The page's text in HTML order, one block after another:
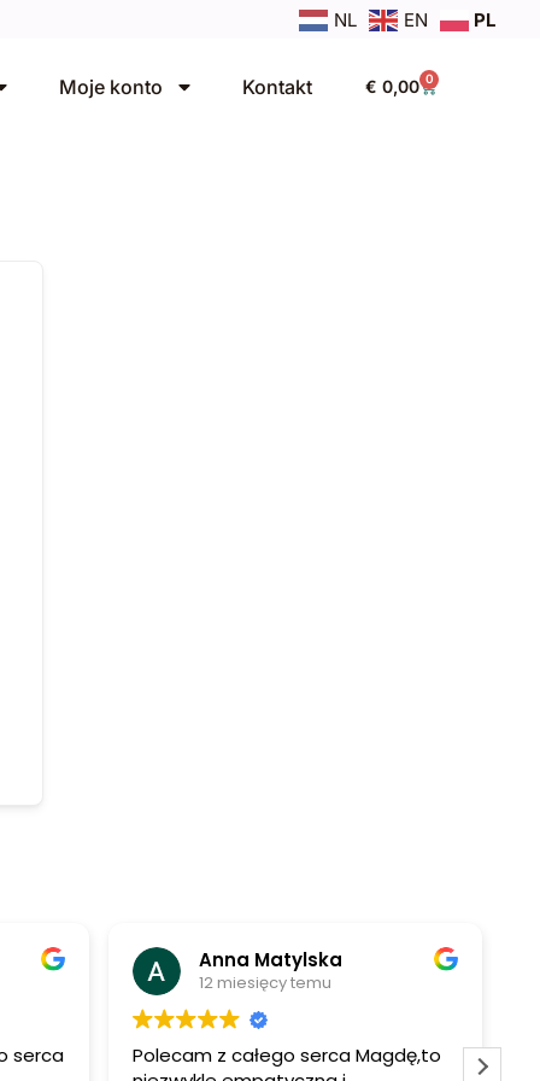
NL EN PL
Moje konto Kontakt € 0,00 0
Anna Matylska
12 miesięcy temu
Polecam z całego serca Magdę,to